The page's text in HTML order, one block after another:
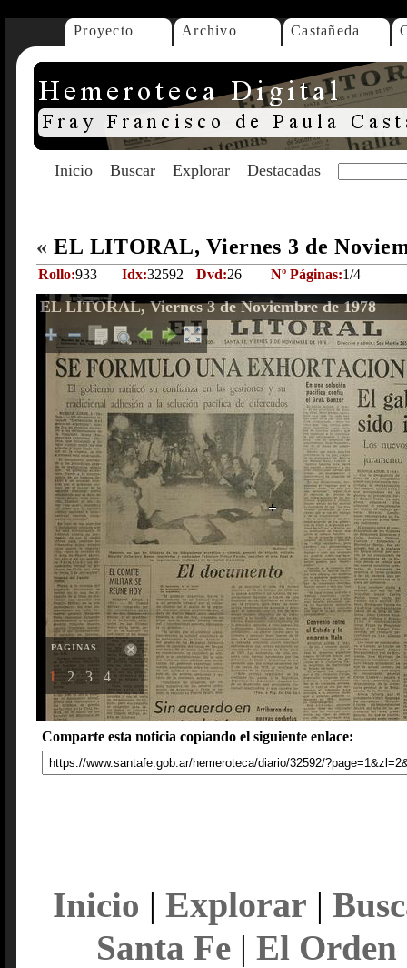
Proyecto Archivo Castañeda
Inicio Buscar Explorar Destacadas
« EL LITORAL, Viernes 3 de
Rollo:933 Idx:32592 Dvd:26 Nº Páginas:1/4
EL LITORAL, Viernes 3 de Noviembre de 1978
PAGINAS
1 2 3 4
Comparte esta noticia copiando el siguiente enlace:
Inicio | Explorar |
Santa Fe| El Orden